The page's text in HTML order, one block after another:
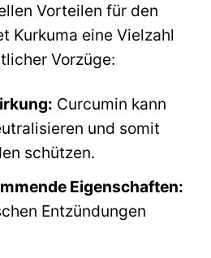
Vorteilen für den
Kurkuma eine Vielzahl
Vorzüge:
Curcumin kann
und somit
schützen.
Eigenschaften:
Entzündungen